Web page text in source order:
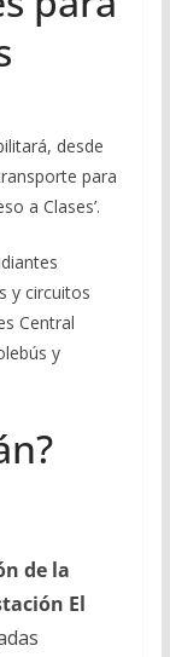
desde
para
a Clases’.
y circuitos
Central
y
de la
El